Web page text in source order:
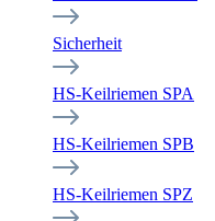
Sicherheit
HS-Keilriemen SPA
HS-Keilriemen SPB
HS-Keilriemen SPZ